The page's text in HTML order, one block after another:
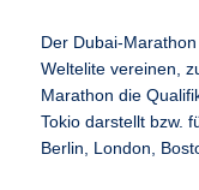
Der Dubai-
Weltelite vereinen,
Marathon die
Tokio darstellt bzw.
Berlin, London,